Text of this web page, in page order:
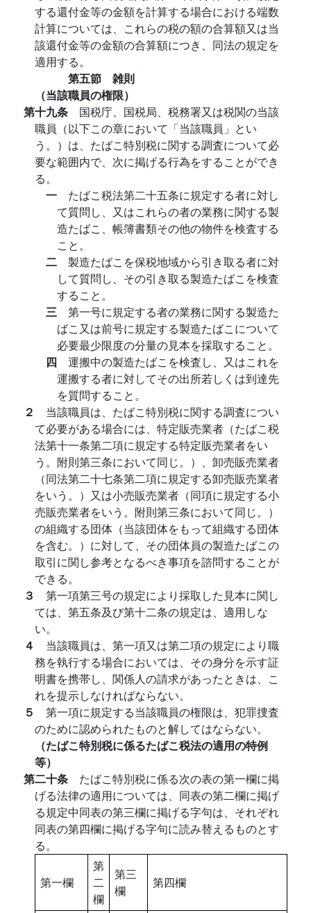
する還付金等の金額を計算する場合における端数
計算については、これらの税の額の合算額又は当
該還付金等の金額の合算額につき、同法の規定を
適用する。
第五節 雑則
（当該職員の権限）
第十九条 国税庁、国税局、税務署又は税関の当該
職員（以下この章において「当該職員」とい
う。）は、たばこ特別税に関する調査について必
要な範囲内で、次に掲げる行為をすることができ
る。
一 たばこ税法第二十五条に規定する者に対し
て質問し、又はこれらの者の業務に関する製
造たばこ、帳簿書類その他の物件を検査する
こと。
二 製造たばこを保税地域から引き取る者に対
して質問し、その引き取る製造たばこを検査
すること。
三 第一号に規定する者の業務に関する製造た
ばこ又は前号に規定する製造たばこについて
必要最少限度の分量の見本を採取すること。
四 運搬中の製造たばこを検査し、又はこれを
運搬する者に対してその出所若しくは到達先
を質問すること。
２ 当該職員は、たばこ特別税に関する調査につい
て必要がある場合には、特定販売業者（たばこ税
法第十一条第二項に規定する特定販売業者をい
う。附則第三条において同じ。）、卸売販売業者
（同法第二十七条第二項に規定する卸売販売業者
をいう。）又は小売販売業者（同項に規定する小
売販売業者をいう。附則第三条において同じ。）
の組織する団体（当該団体をもって組織する団体
を含む。）に対して、その団体員の製造たばこの
取引に関し参考となるべき事項を諮問することが
できる。
３ 第一項第三号の規定により採取した見本に関し
ては、第五条及び第十二条の規定は、適用しな
い。
４ 当該職員は、第一項又は第二項の規定により職
務を執行する場合においては、その身分を示す証
明書を携帯し、関係人の請求があったときは、こ
れを提示しなければならない。
５ 第一項に規定する当該職員の権限は、犯罪捜査
のために認められたものと解してはならない。
（たばこ特別税に係るたばこ税法の適用の特例
等）
第二十条 たばこ特別税に係る次の表の第一欄に掲
げる法律の適用については、同表の第二欄に掲げ
る規定中同表の第三欄に掲げる字句は、それぞれ
同表の第四欄に掲げる字句に読み替えるものとす
る。
第一欄
第
二
欄
第三
欄
第四欄